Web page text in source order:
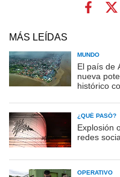
MÁS LEÍDAS
MUNDO
El país de
nueva
histórico
¿QUÉ PASÓ?
Explosión
redes
OPERATIVO